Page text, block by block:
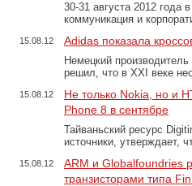
30-31 августа 2012 года
коммуникация и
15.08.12 Adidas показала
Немецкий
решил, что в XXI веке
15.08.12
Не только Nokia, но и
Phone 8 в сентябре
Тайваньский ресурс
источники, утверждает,
15.08.12
ARM и Globalfoundries
транзисторами типа